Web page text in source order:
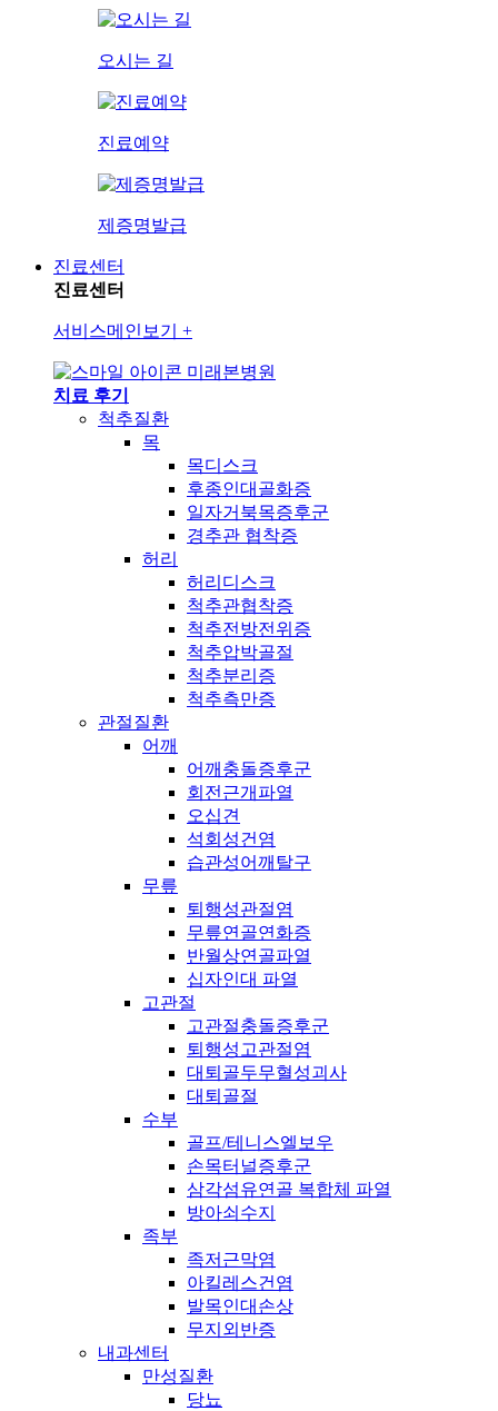
오시는 길
진료예약
제증명발급
진료센터
진료센터
서비스메인보기 +
미래본병원
치료 후기
척추질환
목
목디스크
후종인대골화증
일자거북목증후군
경추관 협착증
허리
허리디스크
척추관협착증
척추전방전위증
척추압박골절
척추분리증
척추측만증
관절질환
어깨
어깨충돌증후군
회전근개파열
오십견
석회성건염
습관성어깨탈구
무릎
퇴행성관절염
무릎연골연화증
반월상연골파열
십자인대 파열
고관절
고관절충돌증후군
퇴행성고관절염
대퇴골두무혈성괴사
대퇴골절
수부
골프/테니스엘보우
손목터널증후군
삼각섬유연골 복합체 파열
방아쇠수지
족부
족저근막염
아킬레스건염
발목인대손상
무지외반증
내과센터
만성질환
당뇨